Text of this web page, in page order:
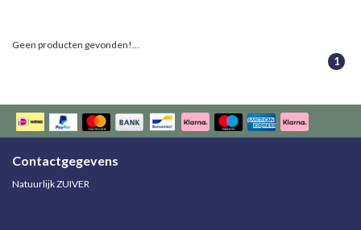
Geen producten gevonden!...
1
Contactgegevens
Natuurlijk ZUIVER